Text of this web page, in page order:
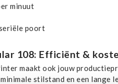
minuut
poort
108: Efficiënt &
maakt ook jouw
stilstand en een lange